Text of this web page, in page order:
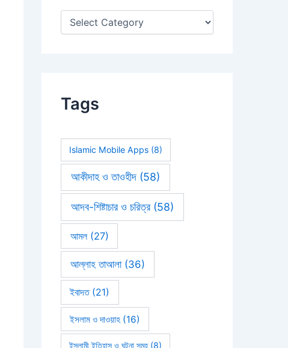
:
Tags
Islamic Mobile Apps(8)
আকীদাহ ও তাওহীদ(58)
আদব-শিষ্টাচার ও চরিত্র(58)
আমল(27)
আল্লাহ তাআলা(36)
ইবাদত(21)
ইসলাম ও দাওয়াহ(16)
ইসলামী ইতিহাস ও ঘটনা সমূহ(8)